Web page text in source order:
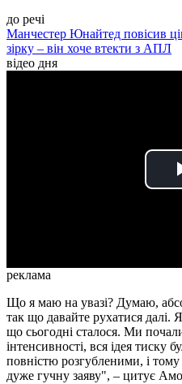
до речі
Манчестер Юнайтед повісив
зірку – він хоче втекти з АПЛ
відео дня
реклама
Що я маю на увазі? Думаю,
так що давайте рухатися
що сьогодні сталося. Ми
інтенсивності, вся ідея тиску
повністю розгубленими, і
дуже гучну заяву", – цитує